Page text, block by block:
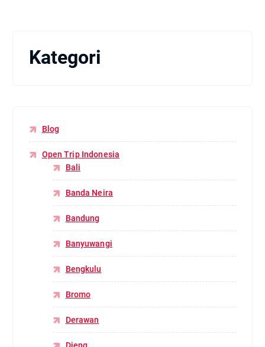
Kategori
Blog
Open Trip Indonesia
Bali
Banda Neira
Bandung
Banyuwangi
Bengkulu
Bromo
Derawan